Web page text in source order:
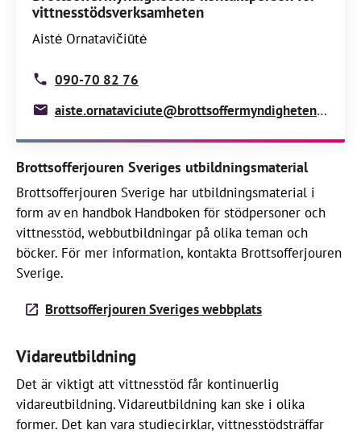
vittnesstödsverksamheten
Aistė Ornatavičiūtė
090-70 82 76
aiste.ornataviciute@brottsoffermyndigheten.se
Brottsofferjouren Sveriges utbildningsmaterial
Brottsofferjouren Sverige har utbildningsmaterial i
form av en handbok Handboken för stödpersoner och
vittnesstöd, webbutbildningar på olika teman och
böcker. För mer information, kontakta Brottsofferjouren
Sverige.
Brottsofferjouren Sveriges webbplats
Vidareutbildning
Det är viktigt att vittnesstöd får kontinuerlig
vidareutbildning. Vidareutbildning kan ske i olika
former. Det kan vara studiecirklar, vittnesstödsträffar